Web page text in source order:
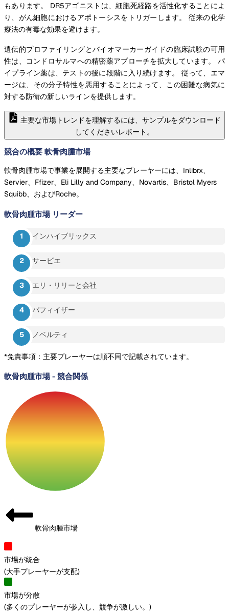
もあります。 DR5アゴニストは、細胞死経路を活性化することによ
り、がん細胞におけるアポトーシスをトリガーします。 従来の化学
療法の有毒な効果を避けます。
遺伝的プロファイリングとバイオマーカーガイドの臨床試験の可用
性は、コンドロサルマへの精密薬アプローチを拡大しています。 パ
イプライン薬は、テストの後に段階に入り続けます。 従って、エマ
ージは、その分子特性を悪用することによって、この困難な病気に
対する防衛の新しいラインを提供します。
主要な市場トレンドを理解するには、サンプルをダウンロード
してくださいレポート。
競合の概要 軟骨肉腫市場
軟骨肉腫市場で事業を展開する主要なプレーヤーには、Inlibrx、
Servier、Ffizer、Eli Lilly and Company、Novartis、Bristol Myers
Squibb、およびRoche。
軟骨肉腫市場 リーダー
インハイブリックス
サービエ
エリ・リリーと会社
パフィイザー
ノベルティ
*免責事項：主要プレーヤーは順不同で記載されています。
軟骨肉腫市場- 競合関係
軟骨肉腫市場
市場が統合
(大手プレーヤーが支配)
市場が分散
(多くのプレーヤーが参入し、競争が激しい。 )